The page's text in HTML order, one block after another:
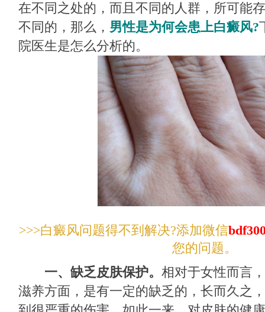
在不同之处的，而且不同的人群，所可能
不同的，那么， 男性是为何会患上白癜风?
院医生是怎么分析的。
>>>白癜风问题得不到解决?添加微信
您的问题。
一、缺乏皮肤保护。 相对于女性而言
滋养方面，是有一定的缺乏的，长而久之